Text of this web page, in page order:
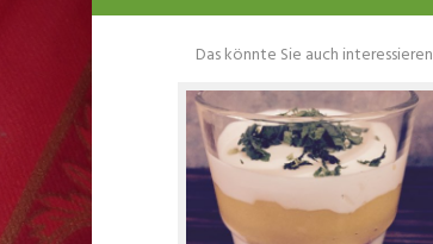
Das könnte Sie auch interessieren